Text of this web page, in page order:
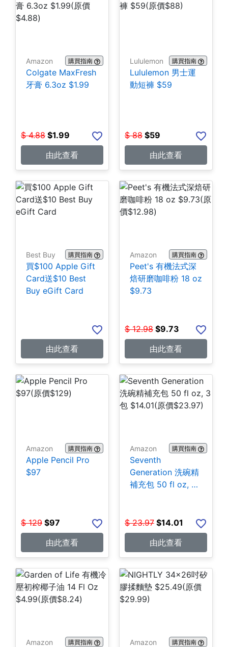
Amazon 購買指南
Colgate MaxFresh
牙膏 6.3oz $1.99
$ 4.88 $1.99
由此查看
Lululemon 購買指南
Lululemon 男士運
動短褲 $59
$ 88 $59
由此查看
Best Buy 購買指南
買$100 Apple Gift
Card送$10 Best
Buy eGift Card
由此查看
Amazon 購買指南
Peet's 有機法式深
焙研磨咖啡粉 18 oz
$9.73
$ 12.98 $9.73
由此查看
Amazon 購買指南
Apple Pencil Pro
$97
$ 129 $97
由此查看
Amazon 購買指南
Seventh
Generation 洗碗精
補充包 50 fl oz, 3
$ 23.97 $14.01
由此查看
Amazon 購買指南 Amazon 購買指南